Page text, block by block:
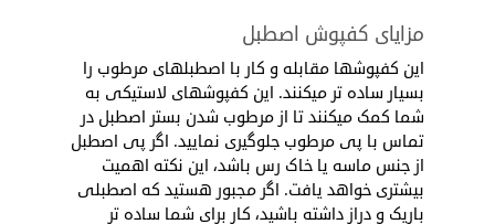
مزایای کفپوش­ اصطبل
این کفپوش­ها مقابله و کار با اصطبل­های مرطوب را
بسیار ساده ­تر می­کنند. این کفپوش­های لاستیکی به
شما کمک می­کنند تا از مرطوب شدن بستر اصطبل در
تماس با پی مرطوب جلوگیری نمایید. اگر پی اصطبل
از جنس ماسه یا خاک رس باشد، این نکته اهمیت
بیشتری خواهد یافت. اگر مجبور هستید که اصطبلی
باریک و دراز داشته باشید، کار برای شما ساده ­تر